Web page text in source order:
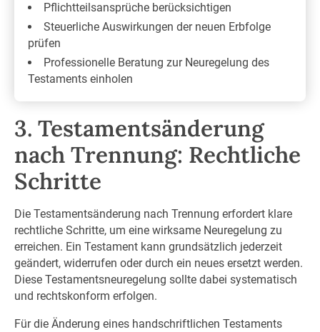
Pflichtteilsansprüche berücksichtigen
Steuerliche Auswirkungen der neuen Erbfolge
prüfen
Professionelle Beratung zur Neuregelung des
Testaments einholen
3. Testamentsänderung
nach Trennung: Rechtliche
Schritte
Die Testamentsänderung nach Trennung erfordert klare
rechtliche Schritte, um eine wirksame Neuregelung zu
erreichen. Ein Testament kann grundsätzlich jederzeit
geändert, widerrufen oder durch ein neues ersetzt werden.
Diese Testamentsneuregelung sollte dabei systematisch
und rechtskonform erfolgen.
Für die Änderung eines handschriftlichen Testaments